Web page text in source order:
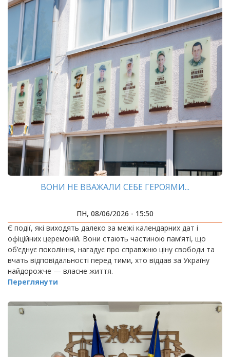
ВОНИ НЕ ВВАЖАЛИ СЕБЕ ГЕРОЯМИ...
ПН, 08/06/2026 - 15:50
Є події, які виходять далеко за межі календарних дат і
офіційних церемоній. Вони стають частиною пам’яті, що
об’єднує покоління, нагадує про справжню ціну свободи та
вчать відповідальності перед тими, хто віддав за Україну
найдорожче — власне життя.
Переглянути